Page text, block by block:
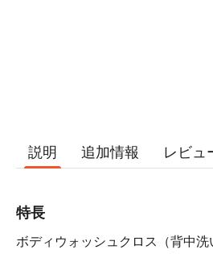
説明 追加情報 レビュ
特長
ボディウォッシュクロス（背中洗